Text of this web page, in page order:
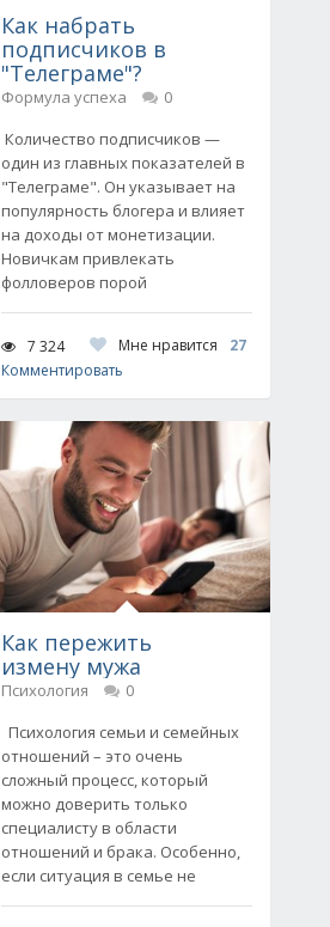
Как набрать
подписчиков в
"Телеграме"?
Формула успеха
0
Количество подписчиков —
один из главных показателей в
"Телеграме". Он указывает на
популярность блогера и влияет
на доходы от монетизации.
Новичкам привлекать
фолловеров порой
7 324 Мне нравится
27
Комментировать
Как пережить
измену мужа
Психология
0
Психология семьи и семейных
отношений – это очень
сложный процесс, который
можно доверить только
специалисту в области
отношений и брака. Особенно,
если ситуация в семье не